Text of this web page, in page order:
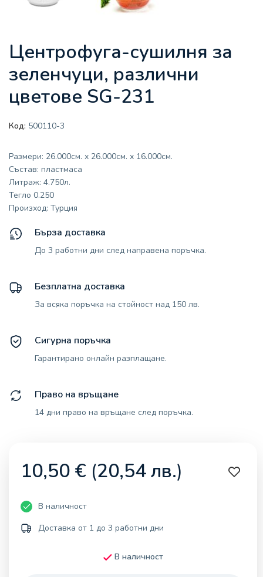
Центрофуга-сушилня за
зеленчуци, различни
цветове SG-231
Код: 500110-3
Размери: 26.000см. x 26.000см. x 16.000см.
Състав: пластмаса
Литраж: 4.750л.
Тегло 0.250
Произход: Турция
Бърза доставка
До 3 работни дни след направена поръчка.
Безплатна доставка
За всяка поръчка на стойност над 150 лв.
Сигурна поръчка
Гарантирано онлайн разплащане.
Право на връщане
14 дни право на връщане след поръчка.
10,50 € (20,54лв.)
В наличност
Доставка от 1 до 3 работни дни
В наличност